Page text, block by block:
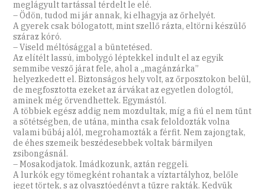
meglágyult tartással térdelt le elé.
– Ödön, tudod mi jár annak, ki elhagyja az őrhelyét.
A gyerek csak bólogatott, mint szellő rázta, eltörni készülő
száraz kóró.
– Viseld méltósággal a büntetésed.
Az elítélt lassú, imbolygó léptekkel indult el az egyik
semmibe vesző járat fele, ahol a „magánzárka”
helyezkedett el. Biztonságos hely volt, az őrposztokon belül,
de megfosztotta ezeket az árvákat az egyetlen dologtól,
aminek még örvendhettek. Egymástól.
A többiek egész addig nem mozdultak, míg a fiú el nem tűnt
a sötétségben, de utána, mintha csak feloldozták volna
valami bűbáj alól, megrohamozták a férfit. Nem zajongtak,
de éhes szemeik beszédesebbek voltak bármilyen
zsibongásnál.
– Mosakodjatok. Imádkozunk, aztán reggeli.
A lurkók egy tömegként rohantak a víztartályhoz, belőle
jeget törtek, s az olvasztóedényt a tűzre rakták. Kedvük